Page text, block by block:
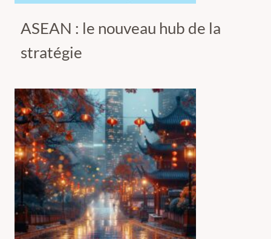
ASEAN : le nouveau hub de la
stratégie